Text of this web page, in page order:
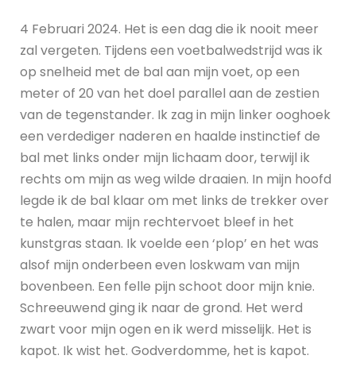
4 Februari 2024. Het is een dag die ik nooit meer
zal vergeten. Tijdens een voetbalwedstrijd was ik
op snelheid met de bal aan mijn voet, op een
meter of 20 van het doel parallel aan de zestien
van de tegenstander. Ik zag in mijn linker ooghoek
een verdediger naderen en haalde instinctief de
bal met links onder mijn lichaam door, terwijl ik
rechts om mijn as weg wilde draaien. In mijn hoofd
legde ik de bal klaar om met links de trekker over
te halen, maar mijn rechtervoet bleef in het
kunstgras staan. Ik voelde een ‘plop’ en het was
alsof mijn onderbeen even loskwam van mijn
bovenbeen. Een felle pijn schoot door mijn knie.
Schreeuwend ging ik naar de grond. Het werd
zwart voor mijn ogen en ik werd misselijk. Het is
kapot. Ik wist het. Godverdomme, het is kapot.